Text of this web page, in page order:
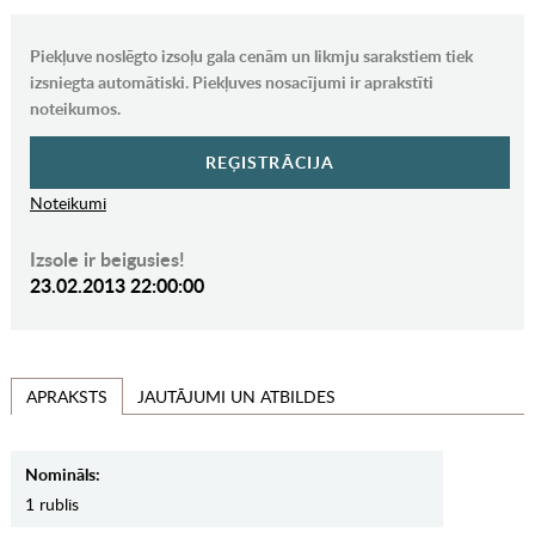
Piekļuve noslēgto izsoļu gala cenām un likmju sarakstiem tiek
izsniegta automātiski. Piekļuves nosacījumi ir aprakstīti
noteikumos.
REĢISTRĀCIJA
Noteikumi
Izsole ir beigusies!
23.02.2013 22:00:00
APRAKSTS JAUTĀJUMI UN ATBILDES
Nomināls:
1 rublis